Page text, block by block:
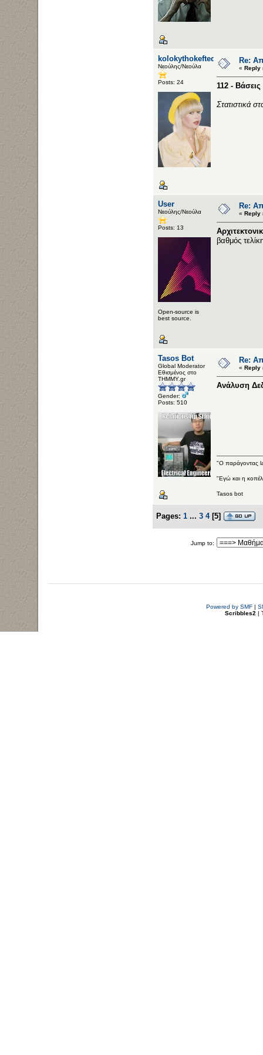
kolokythokeftedakia
Νεούλης/Νεούλα
Posts: 24
Re:
« Reply
112 -
Στατιστικά
User
Νεούλης/Νεούλα
Posts: 13
Open-source is
best source.
Re:
« Reply
βαθμός
Tasos Bot
Global Moderator
Εθισμένος στο
ΤΗΜΜΥ.gr
Gender:
Posts: 510
Re:
« Reply
Ανάλυση
"Ο παράγοντας
"Εγώ και η
Tasos bot
Pages: 1 ... 3 4[5]
Jump to:
Powered by SMF|
Scribbles2 |